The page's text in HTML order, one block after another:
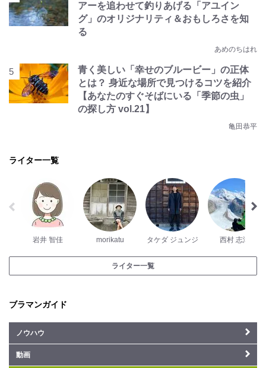
アーを追わせて釣りあげる「アユイン
グ」のオリジナリティ＆おもしろさを知
る
あめのちはれ
青く美しい「幸せのブルービー」の正体
とは？ 身近な場所で見つけるコツを紹介
【あなたのすぐそばにいる「季節の虫」
の探し方 vol.21】
亀田恭平
ライター一覧
岩井 智佳 morikatu タケダ ジュンジ 西村 志津
ライター一覧
ブラマンガイド
ノウハウ
動画